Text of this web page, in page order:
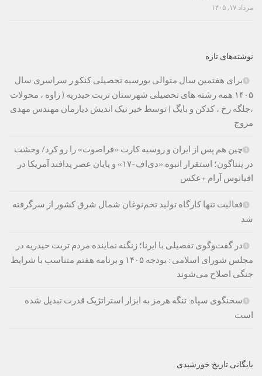
مرداد ۱۷, ۱۴۰۵
نوشته‌های تازه
برای هفتمین سال متوالی بورسیه تحصیلی کنکو ر سراسری سال
۱۴۰۵ همه رشته های تحصیلی شهرستان تربت حیدریه ( زاوه ، محولات
،جلگه رخ ، کدکن و بایگ ) توسط خیر نیک اندیش دیارمان مهندس مهدی
مروج
چین هم پس از ایران و روسیه کارت «فراصوت» را رو کرد/ وحشت
در پنتاگون؛ استقرار انبوه «دی‌اف‑۱۷» و پایان عصر پدافند آمریکا در
اقیانوس آرام +عکس
فعالیت تنها کارگاه تولید تخم‌نوغان شمال شرق کشور از سرگرفته
شد
در گفت‌وگوی تفصیلی با ایرنا؛ زنگنه نماینده مردم تربت حیدریه در
مجلس شورای اسلامی : بودجه ۱۴۰۵ و برنامه هفتم متناسب با شرایط
جنگی اصلاح می‌شوند
سخنگوی سپاه: تنگه هرمز به ابزار استراتژیک قدرت تبدیل شده
است
بایگانی تاریخ خورشیدی